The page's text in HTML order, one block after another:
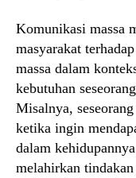
Komunikasi massa
masyarakat
massa dalam
kebutuhan
Misalnya,
ketika ingin
dalam
melahirkan